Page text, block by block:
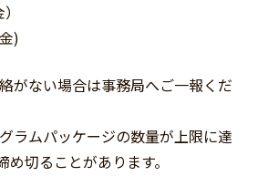
)
がない場合は事務局へご一報くだ
ラムパッケージの数量が上限に達
切ることがあります。